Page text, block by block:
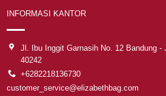
INFORMASI KANTOR
Jl. Ibu Inggit Garnasih No. 12 Bandung -
40242
+6282218136730
customer_service@elizabethbag.com